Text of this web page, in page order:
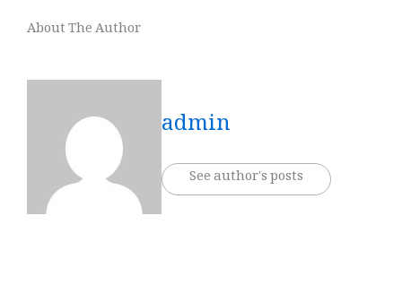
About The Author
admin
See author's posts